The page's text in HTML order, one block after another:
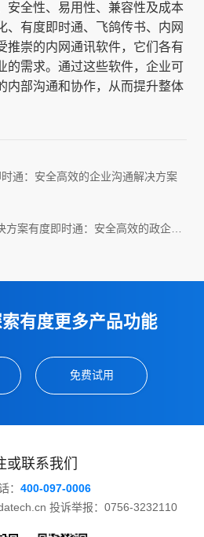
安全性、易用性、兼容性及成本
、有度即时通、飞鸽传书、内网
推崇的内网通讯软件，它们各有
的需求。通过这些软件，企业可
内部沟通和协作，从而提升整体
通：安全高效的企业沟通解决方案
方案有度即时通：安全高效的政企内
有度更多产品功能
免费试用
或联系我们
： 400-097-0006
投诉举报：0756-3232110